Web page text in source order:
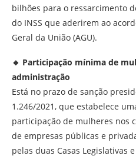
bilhões para o ressarcimento
do INSS que aderirem ao
Geral da União (AGU).
🔸 Participação mínima de
administração
Está no prazo de sanção
1.246/2021, que estabelece
participação de mulheres nos
de empresas públicas e
pelas duas Casas Legislativas